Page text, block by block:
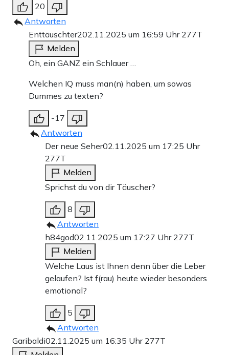
20
Antworten
Enttäuschter202.11.2025 um 16:59 Uhr 277T
Melden
Oh, ein GANZ ein Schlauer …
Welchen IQ muss man(n) haben, um sowas
Dummes zu texten?
-17
Antworten
Der neue Seher02.11.2025 um 17:25 Uhr
277T
Melden
Sprichst du von dir Täuscher?
8
Antworten
h84god02.11.2025 um 17:27 Uhr 277T
Melden
Welche Laus ist Ihnen denn über die Leber
gelaufen? Ist f(rau) heute wieder besonders
emotional?
5
Antworten
Garibaldi02.11.2025 um 16:35 Uhr 277T